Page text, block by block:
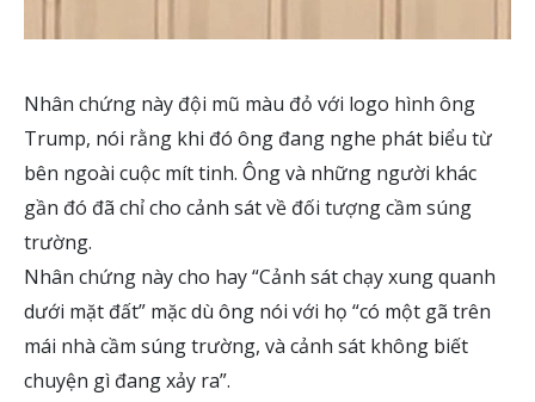
Nhân chứng này đội mũ màu đỏ với logo hình ông
Trump, nói rằng khi đó ông đang nghe phát biểu từ
bên ngoài cuộc mít tinh. Ông và những người khác
gần đó đã chỉ cho cảnh sát về đối tượng cầm súng
trường.
Nhân chứng này cho hay “Cảnh sát chạy xung quanh
dưới mặt đất” mặc dù ông nói với họ “có một gã trên
mái nhà cầm súng trường, và cảnh sát không biết
chuyện gì đang xảy ra”.